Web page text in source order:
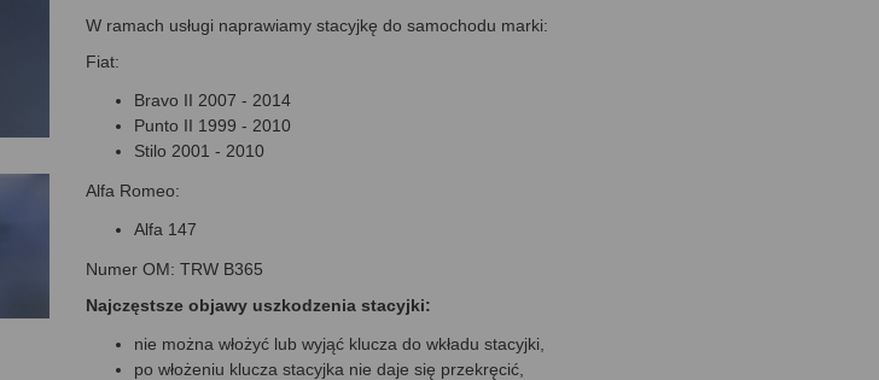
W ramach usługi naprawiamy stacyjkę do samochodu marki:
Fiat:
Bravo II 2007 - 2014
Punto II 1999 - 2010
Stilo 2001 - 2010
Alfa Romeo:
Alfa 147
Numer OM: TRW B365
Najczęstsze objawy uszkodzenia stacyjki:
nie można włożyć lub wyjąć klucza do wkładu stacyjki,
po włożeniu klucza stacyjka nie daje się przekręcić,